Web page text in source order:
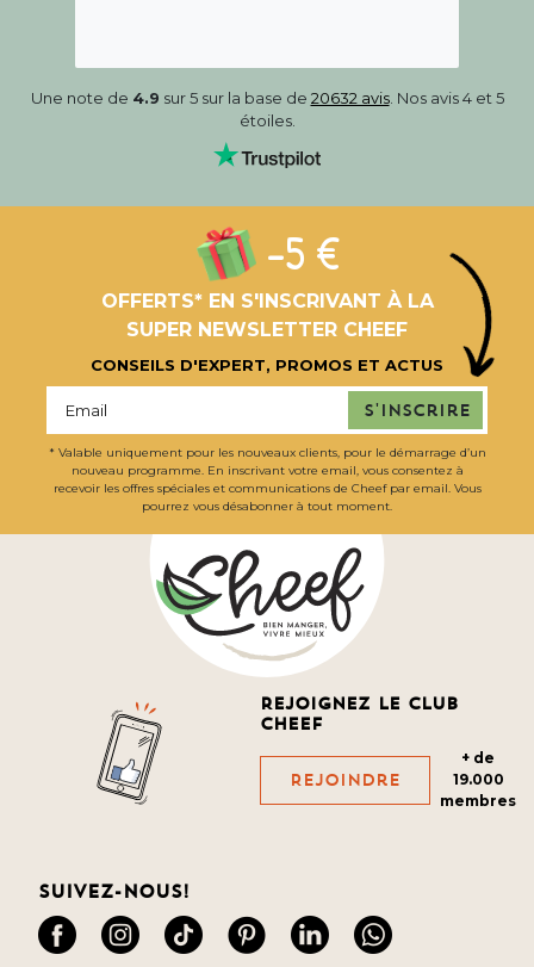
Une note de 4.9 sur 5 sur la base de 20632 avis. Nos avis 4 et 5
étoiles.
-5 €
OFFERTS* EN S'INSCRIVANT À LA
SUPER NEWSLETTER CHEEF
CONSEILS D'EXPERT, PROMOS ET ACTUS
S'inscrire
* Valable uniquement pour les nouveaux clients, pour le démarrage d’un
nouveau programme. En inscrivant votre email, vous consentez à
recevoir les offres spéciales et communications de Cheef par email. Vous
pourrez vous désabonner à tout moment.
Rejoignez le club
cheef
Rejoindre
+ de
19.000
membres
Suivez-nous!